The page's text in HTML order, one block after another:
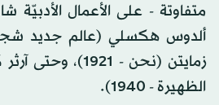
متفاوتة - على الأعمال الأدبيّة
زمايتن (نحن -
الظهيرة - 1940).